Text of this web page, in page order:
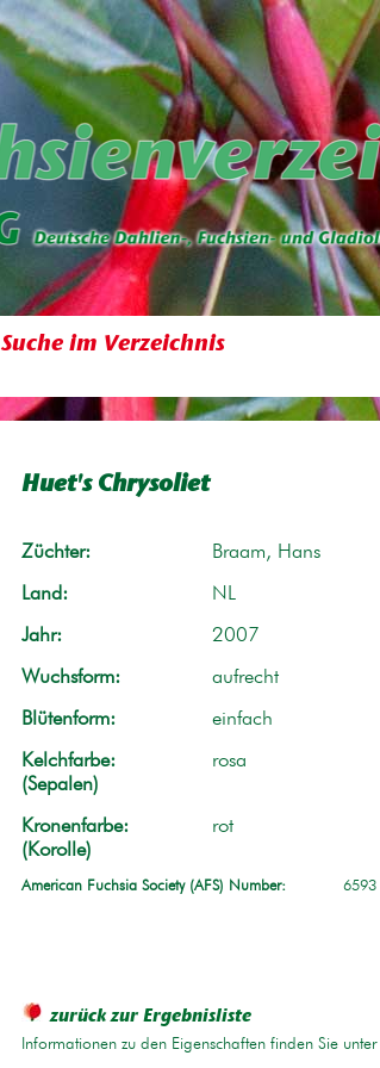
Suche im Verzeichnis
Huet's Chrysoliet
Züchter: Braam, Hans
Land: NL
Jahr: 2007
Wuchsform: aufrecht
Blütenform: einfach
Kelchfarbe:
(Sepalen)
rosa
Kronenfarbe:
(Korolle)
rot
American Fuchsia Society (AFS) Number: 6593
zurück zur Ergebnisliste
Informationen zu den Eigenschaften finden Sie unter